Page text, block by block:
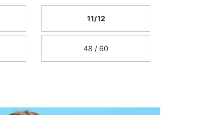
11/12
48 / 60